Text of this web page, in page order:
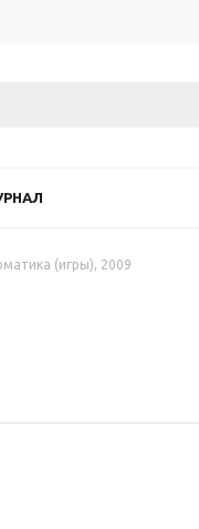
(игры), 2009